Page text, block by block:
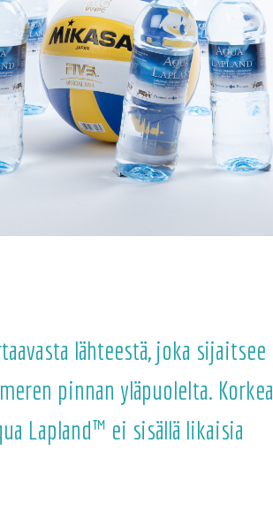
lähteestä, joka sijaitsee
pinnan yläpuolelta. Korkea
Lapland™ ei sisällä likaisia